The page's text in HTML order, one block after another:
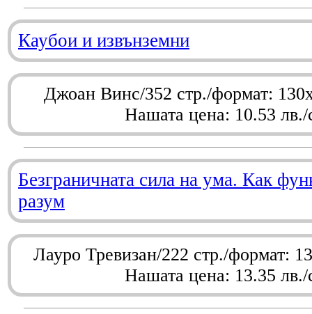
Каубои и извънземни
Джоан Винс/352 стр./формат:
Нашата цена: 10.53 лв./
Безграничната сила на ума. Как
разум
Лауро Тревизан/222 стр./формат:
Нашата цена: 13.35 лв./